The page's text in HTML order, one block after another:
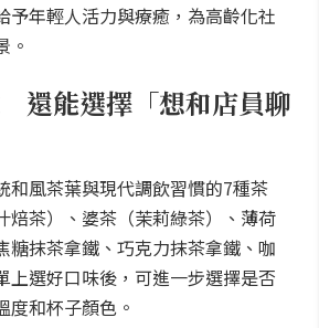
予年輕人活力與療癒，為高齡化社
。
還能選擇「想和店員聊
和風茶葉與現代調飲習慣的7種茶
焙茶）、婆茶（茉莉綠茶）、薄荷
糖抹茶拿鐵、巧克力抹茶拿鐵、咖
上選好口味後，可進一步選擇是否
度和杯子顏色。